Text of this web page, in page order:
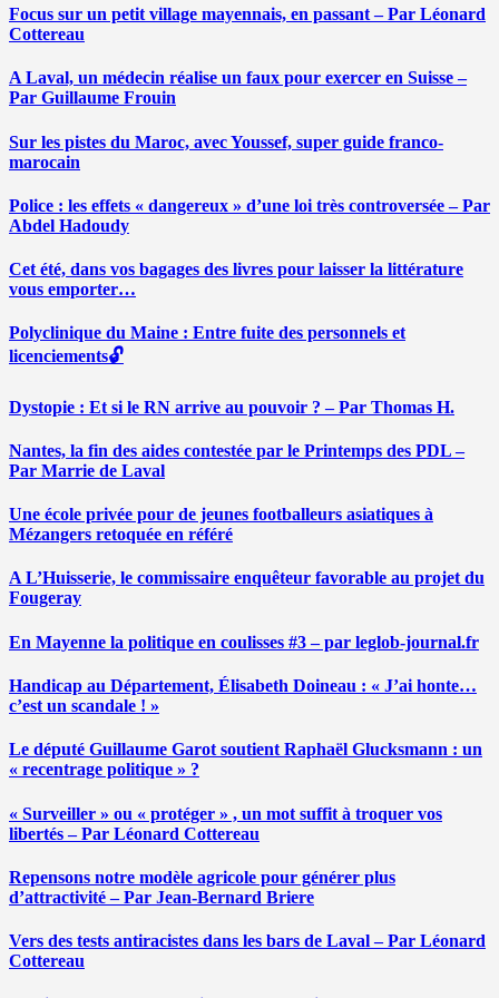
Focus sur un petit village mayennais, en passant – Par Léonard
Cottereau
A Laval, un médecin réalise un faux pour exercer en Suisse –
Par Guillaume Frouin
Sur les pistes du Maroc, avec Youssef, super guide franco-
marocain
Police : les effets « dangereux » d’une loi très controversée – Par
Abdel Hadoudy
Cet été, dans vos bagages des livres pour laisser la littérature
vous emporter…
Polyclinique du Maine : Entre fuite des personnels et
licenciements🔓
Dystopie : Et si le RN arrive au pouvoir ? – Par Thomas H.
Nantes, la fin des aides contestée par le Printemps des PDL –
Par Marrie de Laval
Une école privée pour de jeunes footballeurs asiatiques à
Mézangers retoquée en référé
A L’Huisserie, le commissaire enquêteur favorable au projet du
Fougeray
En Mayenne la politique en coulisses #3 – par leglob-journal.fr
Handicap au Département, Élisabeth Doineau : « J’ai honte…
c’est un scandale ! »
Le député Guillaume Garot soutient Raphaël Glucksmann : un
« recentrage politique » ?
« Surveiller » ou « protéger » , un mot suffit à troquer vos
libertés – Par Léonard Cottereau
Repensons notre modèle agricole pour générer plus
d’attractivité – Par Jean-Bernard Briere
Vers des tests antiracistes dans les bars de Laval – Par Léonard
Cottereau